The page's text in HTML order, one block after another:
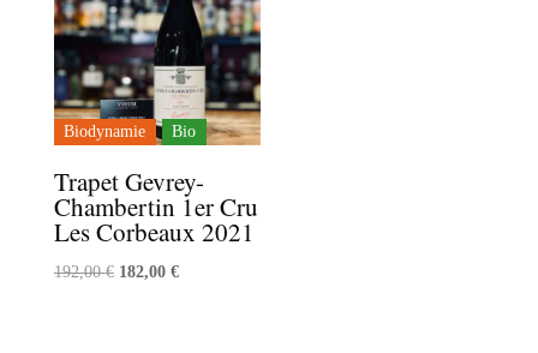
Biodynamie Bio
Trapet Gevrey-
Chambertin 1er Cru
Les Corbeaux 2021
192,00€ Le
182,00 €Le